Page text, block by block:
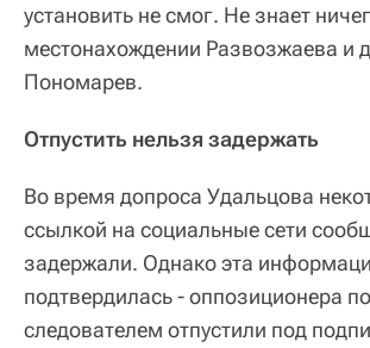
установить не смог. Не знает
местонахождении Развозжаева и
Пономарев.
Отпустить нельзя задержать
Во время допроса Удальцова
ссылкой на социальные сети
задержали. Однако эта
подтвердилась - оппозиционера
следователем отпустили под